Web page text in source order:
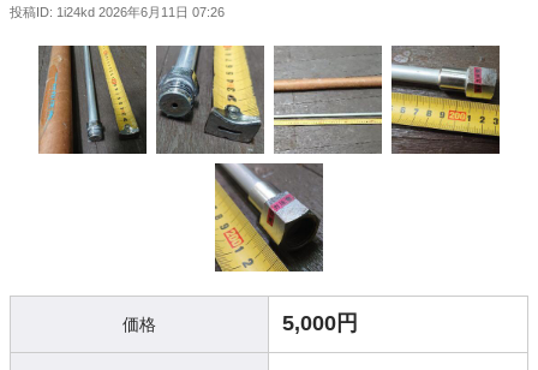
投稿ID: 1i24kd 2026年6月11日 07:26
価格 5,000円